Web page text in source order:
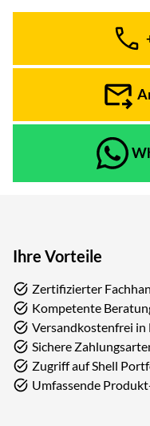
Ihre Vorteile
Zertifizierter
Kompetente
Versandkostenfrei in
Sichere
Zugriff auf Shell
Umfassende